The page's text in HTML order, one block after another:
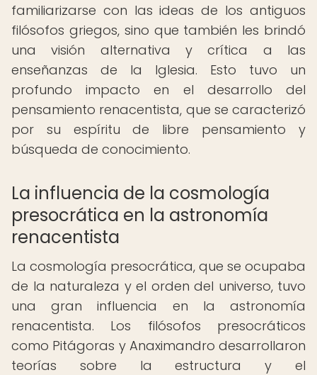
familiarizarse con las ideas de los antiguos
filósofos griegos, sino que también les brindó
una visión alternativa y crítica a las
enseñanzas de la Iglesia. Esto tuvo un
profundo impacto en el desarrollo del
pensamiento renacentista, que se caracterizó
por su espíritu de libre pensamiento y
búsqueda de conocimiento.
La influencia de la cosmología
presocrática en la astronomía
renacentista
La cosmología presocrática, que se ocupaba
de la naturaleza y el orden del universo, tuvo
una gran influencia en la astronomía
renacentista. Los filósofos presocráticos
como Pitágoras y Anaximandro desarrollaron
teorías sobre la estructura y el